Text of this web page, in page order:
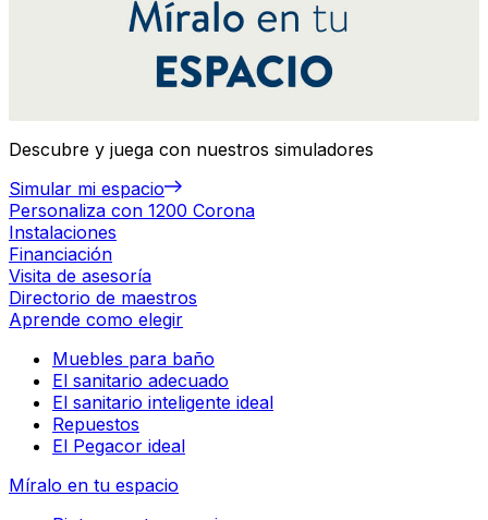
Descubre y juega con nuestros simuladores
Simular mi espacio
Personaliza con 1200 Corona
Instalaciones
Financiación
Visita de asesoría
Directorio de maestros
Aprende como elegir
Muebles para baño
El sanitario adecuado
El sanitario inteligente ideal
Repuestos
El Pegacor ideal
Míralo en tu espacio